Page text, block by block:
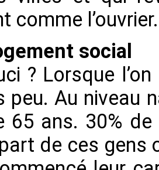
comme
social
? Lorsque
peu. Au niveau
65 ans. 30%
de ces gens